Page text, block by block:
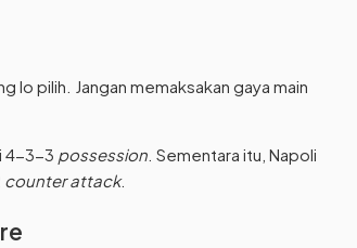
lo pilih. Jangan memaksakan gaya main
4-3-3 possession . Sementara itu, Napoli
counter attack.